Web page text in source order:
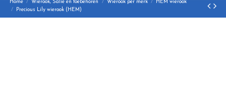
Home Wierook, Salie en toebehoren Wierook per merk
HEM wierook
Precious Lily wierook (HEM)